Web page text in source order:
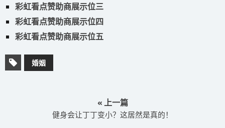
彩虹看点赞助商展示位三
彩虹看点赞助商展示位四
彩虹看点赞助商展示位五
婚姻
« 上一篇
健身会让丁丁变小？这居然是真的！